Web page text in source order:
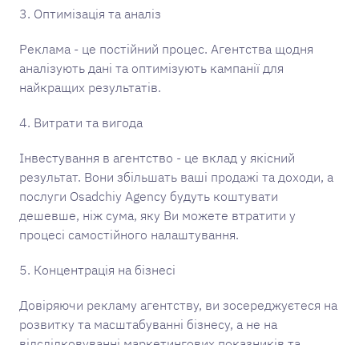
3. Оптимізація та аналіз
Реклама - це постійний процес. Агентства щодня
аналізують дані та оптимізують кампанії для
найкращих результатів.
4. Витрати та вигода
Інвестування в агентство - це вклад у якісний
результат. Вони збільшать ваші продажі та доходи, а
послуги Osadchiy Agency будуть коштувати
дешевше, ніж сума, яку Ви можете втратити у
процесі самостійного налаштування.
5. Концентрація на бізнесі
Довіряючи рекламу агентству, ви зосереджуєтеся на
розвитку та масштабуванні бізнесу, а не на